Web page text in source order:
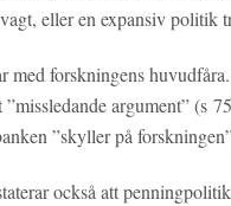
eller en expansiv politik
med forskningens
argument” (s
”skyller på
också att